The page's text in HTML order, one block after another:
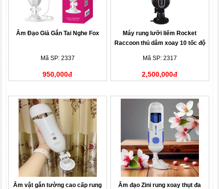
Âm Đạo Giả Gắn Tai Nghe Fox
Mã SP: 2337
950,000đ
Máy rung lưỡi liếm Rocket
Raccoon thủ dâm xoay 10 tốc độ
Mã SP: 2317
2,500,000đ
Âm vật gắn tường cao cấp rung
Âm đạo Zini rung xoay thụt đa